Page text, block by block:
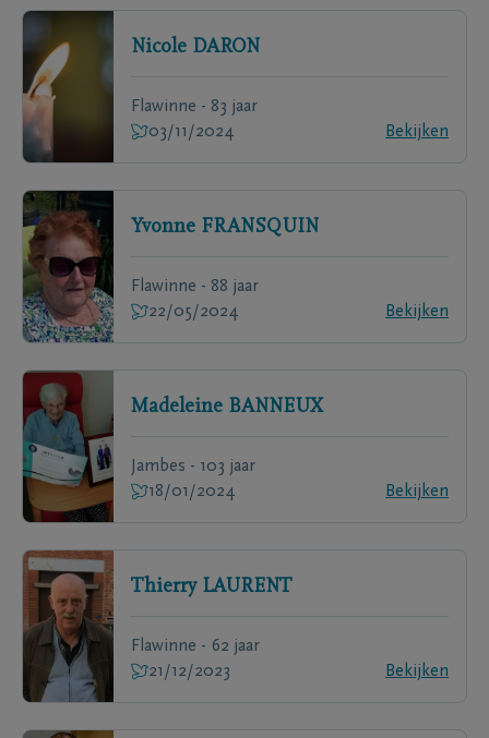
Nicole DARON
Flawinne - 83 jaar
03/11/2024
Bekijken
Yvonne FRANSQUIN
Flawinne - 88 jaar
22/05/2024
Bekijken
Madeleine BANNEUX
Jambes - 103 jaar
18/01/2024
Bekijken
Thierry LAURENT
Flawinne - 62 jaar
21/12/2023
Bekijken